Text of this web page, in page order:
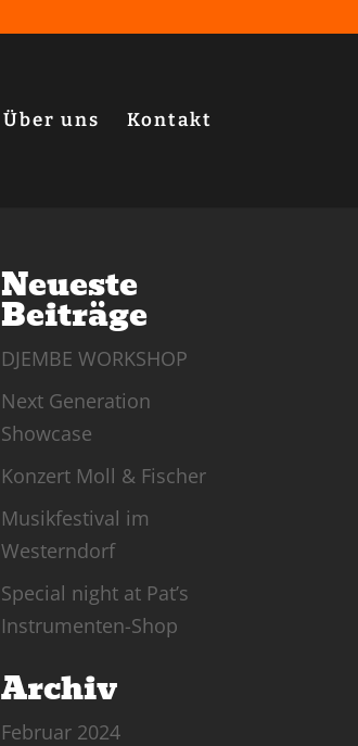
Über uns Kontakt
Neueste
Beiträge
DJEMBE WORKSHOP
Next Generation
Showcase
Konzert Moll & Fischer
Musikfestival im
Westerndorf
Special night at Pat’s
Instrumenten-Shop
Archiv
Februar 2024